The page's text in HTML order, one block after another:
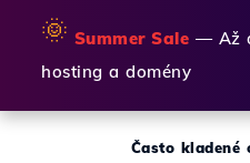
🌞 Summer Sale — Až
hosting a domény
Často kladené